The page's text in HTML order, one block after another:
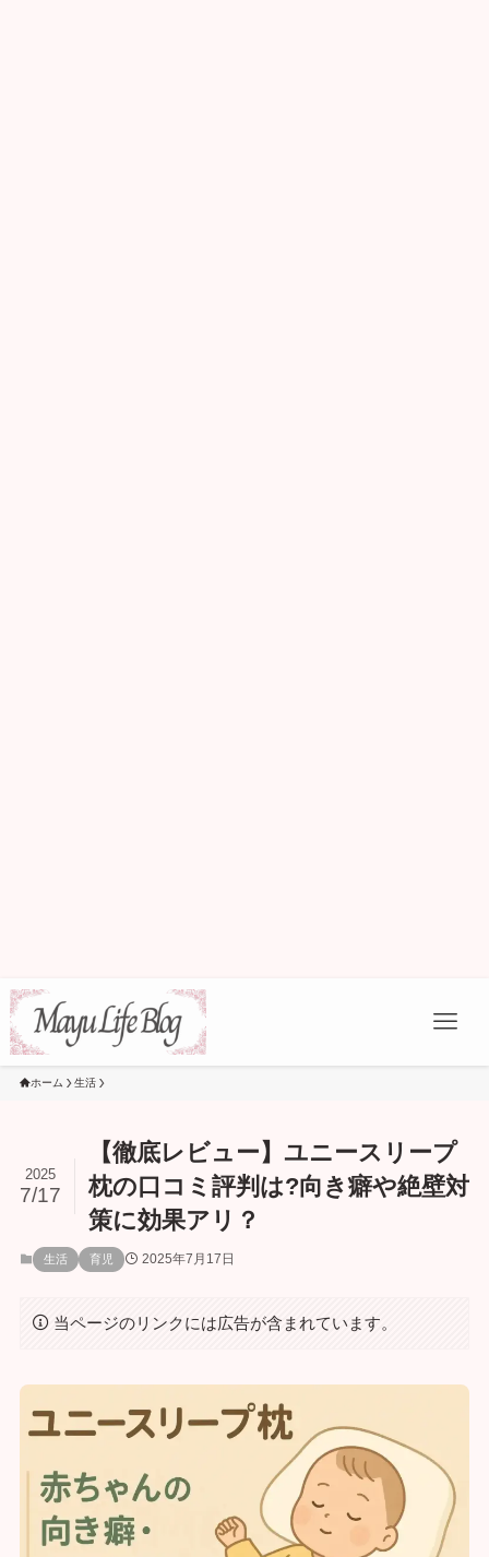
ホーム 生活
【徹底レビュー】ユニースリープ
枕の口コミ評判は?向き癖や絶壁対
策に効果アリ？
2025
7/17
生活 育児 2025年7月17日
当ページのリンクには広告が含まれています。